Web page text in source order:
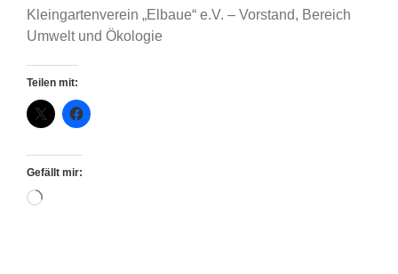
Kleingartenverein „Elbaue“ e.V. – Vorstand, Bereich
Umwelt und Ökologie
Teilen mit:
Gefällt mir:
Wird